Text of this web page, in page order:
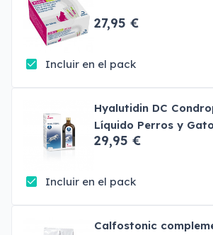
27,95 €
Incluir en el pack
Hyalutidin DC
Líquido Perros y
29,95 €
Incluir en el pack
Calfostonic